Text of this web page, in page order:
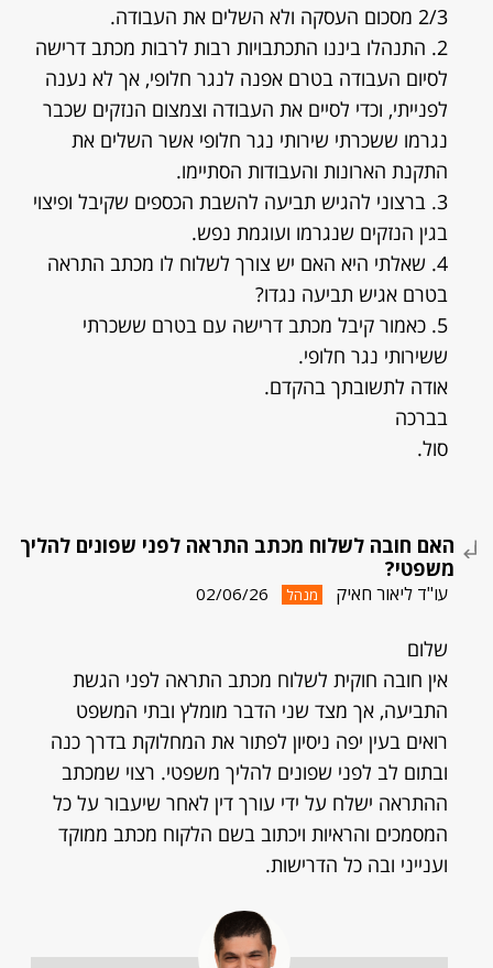
2/3 מסכום העסקה ולא השלים את העבודה.
2. התנהלו ביננו התכתבויות רבות לרבות מכתב דרישה
לסיום העבודה בטרם אפנה לנגר חלופי, אך לא נענה
לפנייתי, וכדי לסיים את העבודה וצמצום הנזקים שכבר
נגרמו ששכרתי שירותי נגר חלופי אשר השלים את
התקנת הארונות והעבודות הסתיימו.
3. ברצוני להגיש תביעה להשבת הכספים שקיבל ופיצוי
בגין הנזקים שנגרמו ועוגמת נפש.
4. שאלתי היא האם יש צורך לשלוח לו מכתב התראה
בטרם אגיש תביעה נגדו?
5. כאמור קיבל מכתב דרישה עם בטרם ששכרתי
ששירותי נגר חלופי.
אודה לתשובתך בהקדם.
בברכה
סול.
האם חובה לשלוח מכתב התראה לפני שפונים להליך
משפטי?
עו"ד ליאור חאיק מנהל 02/06/26
שלום
אין חובה חוקית לשלוח מכתב התראה לפני הגשת
התביעה, אך מצד שני הדבר מומלץ ובתי המשפט
רואים בעין יפה ניסיון לפתור את המחלוקת בדרך כנה
ובתום לב לפני שפונים להליך משפטי. רצוי שמכתב
ההתראה ישלח על ידי עורך דין לאחר שיעבור על כל
המסמכים והראיות ויכתוב בשם הלקוח מכתב ממוקד
וענייני ובה כל הדרישות.